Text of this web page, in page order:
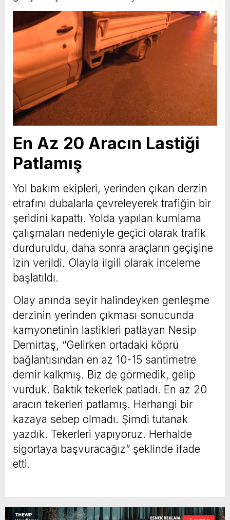
En Az 20 Aracın Lastiği
Patlamış
Yol bakım ekipleri, yerinden çıkan derzin
etrafını dubalarla çevreleyerek trafiğin bir
şeridini kapattı. Yolda yapılan kumlama
çalışmaları nedeniyle geçici olarak trafik
durduruldu, daha sonra araçların geçişine
izin verildi. Olayla ilgili olarak inceleme
başlatıldı.
Olay anında seyir halindeyken genleşme
derzinin yerinden çıkması sonucunda
kamyonetinin lastikleri patlayan Nesip
Demirtaş, “Gelirken ortadaki köprü
bağlantısından en az 10-15 santimetre
demir kalkmış. Biz de görmedik, gelip
vurduk. Baktık tekerlek patladı. En az 20
aracın tekerleri patlamış. Herhangi bir
kazaya sebep olmadı. Şimdi tutanak
yazdık. Tekerleri yapıyoruz. Herhalde
sigortaya başvuracağız” şeklinde ifade
etti.